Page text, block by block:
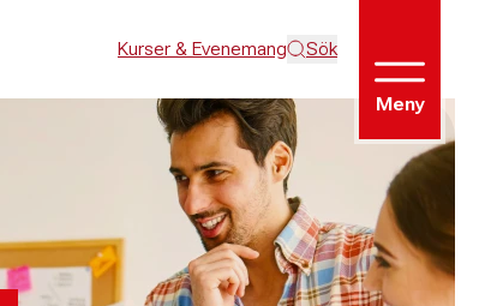
Kurser & Evenemang Sök
Meny